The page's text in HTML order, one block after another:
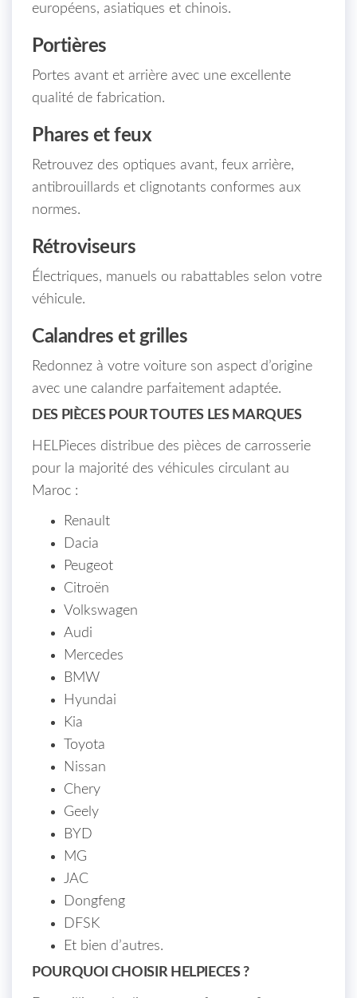
européens, asiatiques et chinois.
Portières
Portes avant et arrière avec une excellente
qualité de fabrication.
Phares et feux
Retrouvez des optiques avant, feux arrière,
antibrouillards et clignotants conformes aux
normes.
Rétroviseurs
Électriques, manuels ou rabattables selon votre
véhicule.
Calandres et grilles
Redonnez à votre voiture son aspect d’origine
avec une calandre parfaitement adaptée.
DES PIÈCES POUR TOUTES LES MARQUES
HELPieces distribue des pièces de carrosserie
pour la majorité des véhicules circulant au
Maroc :
Renault
Dacia
Peugeot
Citroën
Volkswagen
Audi
Mercedes
BMW
Hyundai
Kia
Toyota
Nissan
Chery
Geely
BYD
MG
JAC
Dongfeng
DFSK
Et bien d’autres.
POURQUOI CHOISIR HELPIECES ?